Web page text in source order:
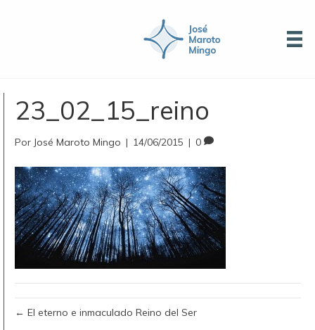
23_02_15_reino
Por José Maroto Mingo | 14/06/2015 | 0
← El eterno e inmaculado Reino del Ser